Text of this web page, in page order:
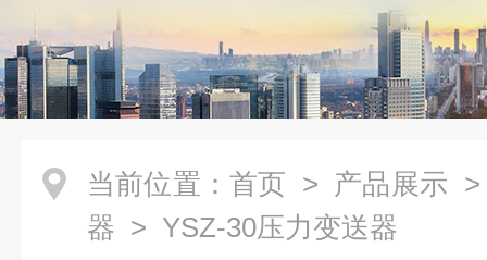
当前位置： 首页 > 产品展示
器 > YSZ-30压力变送器